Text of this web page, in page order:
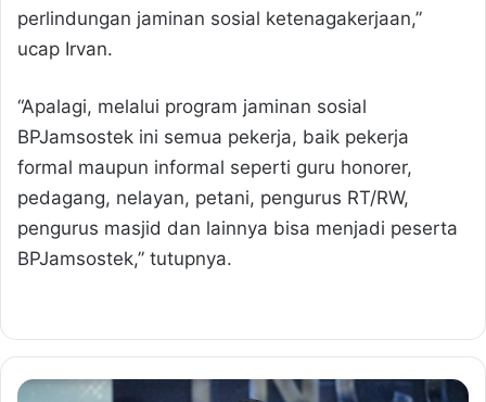
perlindungan jaminan sosial ketenagakerjaan,”
ucap Irvan.
“Apalagi, melalui program jaminan sosial
BPJamsostek ini semua pekerja, baik pekerja
formal maupun informal seperti guru honorer,
pedagang, nelayan, petani, pengurus RT/RW,
pengurus masjid dan lainnya bisa menjadi peserta
BPJamsostek,” tutupnya.
P